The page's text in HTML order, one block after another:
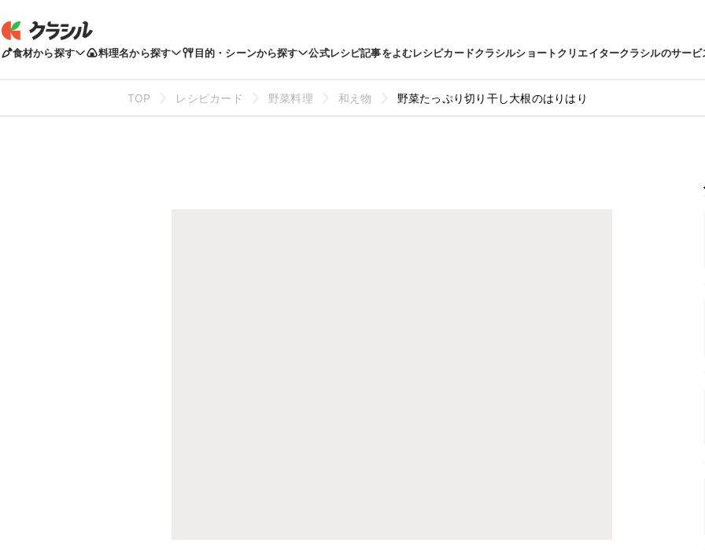
食材から探す 料理名から探す 目的・シーンから探す 公式レシピ記事をよむレシピカードクラシルショートクリエイタークラシルのサービ
TOP レシピカード 野菜料理 和え物 野菜たっぷり切り干し大根のはりはり